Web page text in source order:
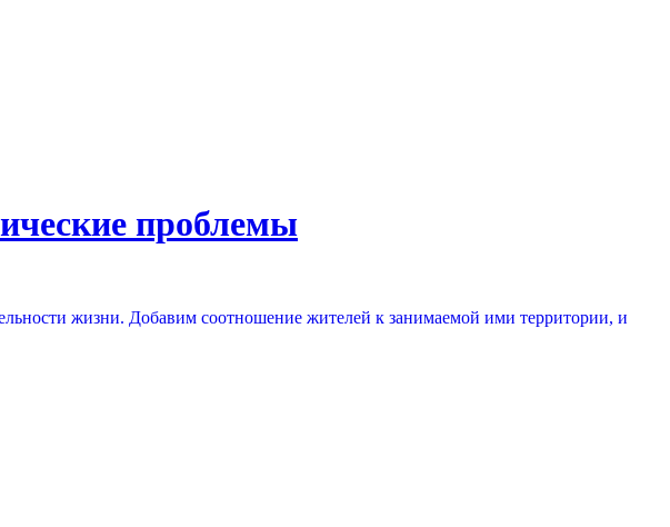
проблемы
жизни. Добавим соотношение жителей к занимаемой ими территории, и